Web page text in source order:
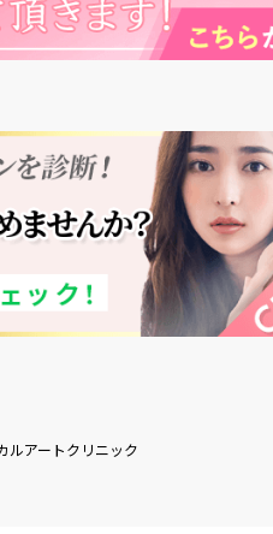
ルアートクリニック